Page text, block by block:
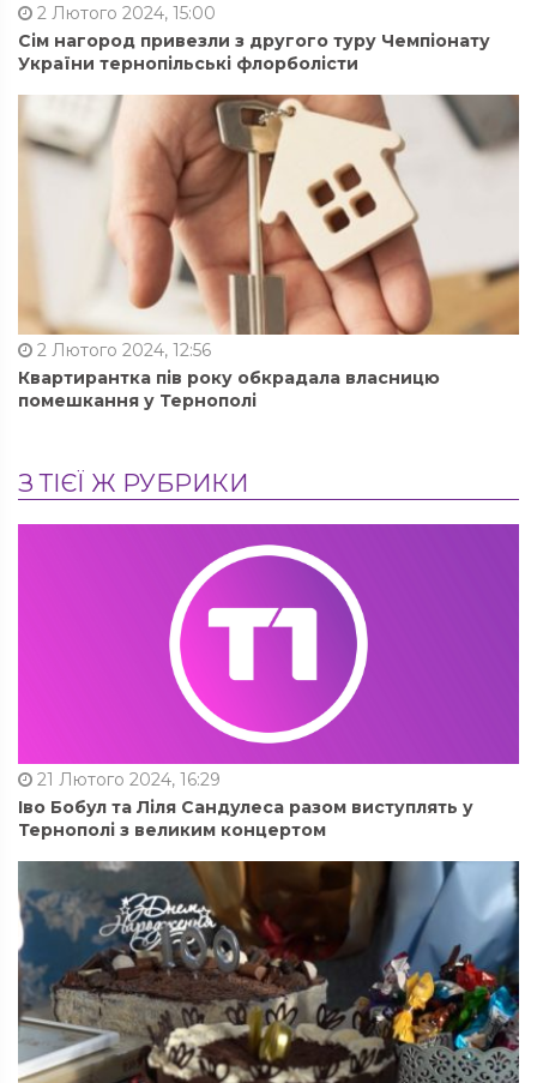
2 Лютого 2024, 15:00
Сім нагород привезли з другого туру Чемпіонату
України тернопільські флорболісти
2 Лютого 2024, 12:56
Квартирантка пів року обкрадала власницю
помешкання у Тернополі
З ТІЄЇ Ж РУБРИКИ
21 Лютого 2024, 16:29
Іво Бобул та Ліля Сандулеса разом виступлять у
Тернополі з великим концертом